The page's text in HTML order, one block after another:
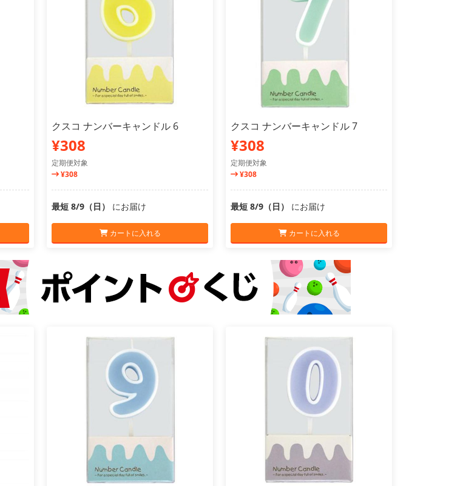
クスコ ナンバーキャンドル 6
¥308
定期便対象
¥308
最短 8/9（日） にお届け
カートに入れる
クスコ ナンバーキャンドル 7
¥308
定期便対象
¥308
最短 8/9（日） にお届け
カートに入れる